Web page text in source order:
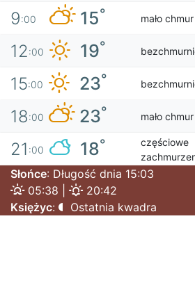
9:00 15° mało chmur
12:00 19°
15:00 23°
18:00 23° mało chmur
21 :00 18°
częściowe
Słońce: Długość dnia 15:03
05:38 |
20:42
Księżyc: Ostatnia kwadra